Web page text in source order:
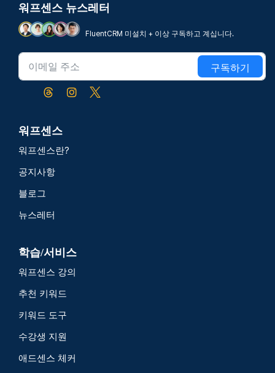
워프센스 뉴스레터
FluentCRM 미설치 + 이상 구독하고 계십니다.
구독하기
워프센스
워프센스란?
공지사항
블로그
뉴스레터
학습/서비스
워프센스 강의
추천 키워드
키워드 도구
수강생 지원
애드센스 체커